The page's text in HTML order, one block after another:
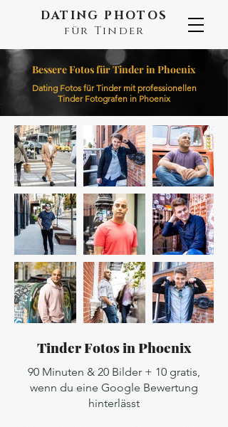
DATING PHOTOS
für Tinder
Bessere Fotos für Tinder in Phoenix
Dating Fotos für Tinder mit professionellen
Tinder Fotografen in Phoenix
Tinder Fotos in Phoenix
90 Minuten & 20 Bilder + 10 gratis,
wenn du eine Google Bewertung
hinterlässt